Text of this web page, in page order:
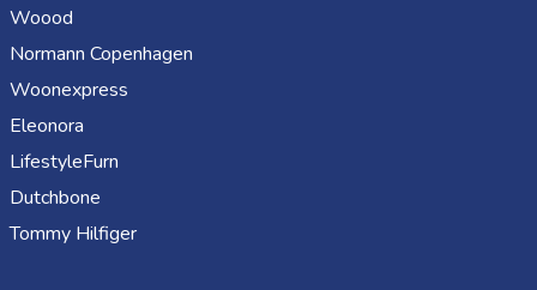
Woood
Normann Copenhagen
Woonexpress
Eleonora
LifestyleFurn
Dutchbone
Tommy Hilfiger